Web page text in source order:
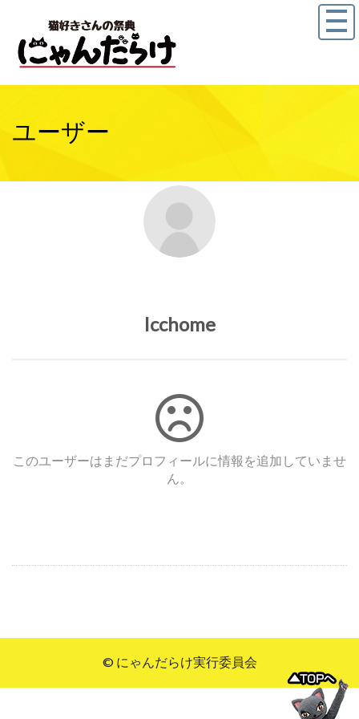
ユーザー
Icchome
このユーザーはまだプロフィールに情報を追加していませ
ん。
© にゃんだらけ実行委員会